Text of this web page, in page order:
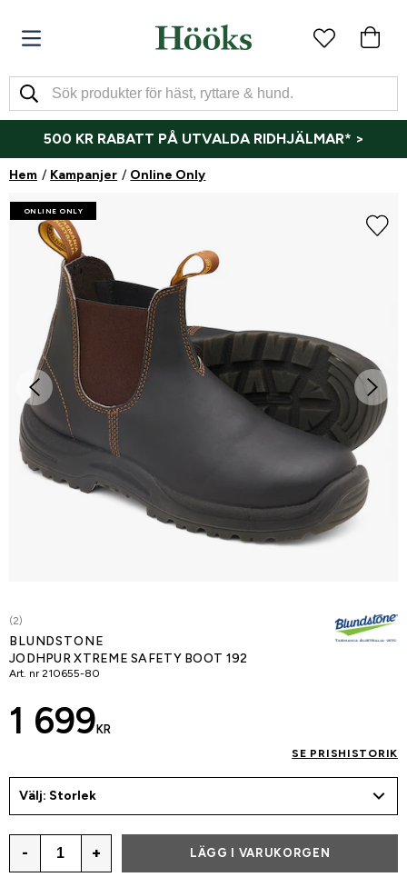
500 KR RABATT PÅ UTVALDA RIDHJÄLMAR* >
Hem Kampanjer Online Only
ONLINE ONLY
(2)
BLUNDSTONE
JODHPUR XTREME SAFETY BOOT 192
Art. nr 210655-80
1 699 KR
SE PRISHISTORIK
Välj: Storlek
- + LÄGG I VARUKORGEN